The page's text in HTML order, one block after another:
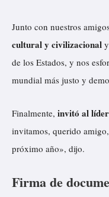
Junto con nuestros
cultural y civilizacional
de los Estados, y nos
mundial más justo y
Finalmente, invitó al
invitamos, querido
próximo año», dijo.
Firma de